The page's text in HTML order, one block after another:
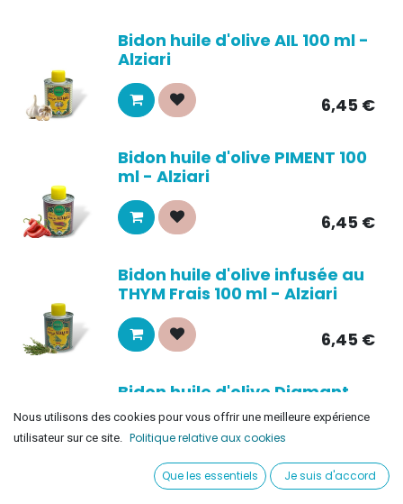
Bidon huile d'olive AIL 100 ml -
Alziari
6,45 €
Bidon huile d'olive PIMENT 100
ml - Alziari
6,45 €
Bidon huile d'olive infusée au
THYM Frais 100 ml - Alziari
6,45 €
Bidon huile d'olive Diamant
Noir 100 ml - Alziari
Nous utilisons des cookies pour vous offrir une meilleure expérience
utilisateur sur ce site.
Politique relative aux cookies
Que les essentiels Je suis d'accord